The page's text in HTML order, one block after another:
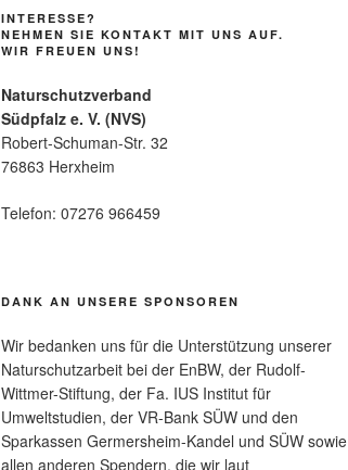
INTERESSE?
NEHMEN SIE KONTAKT MIT UNS AUF.
WIR FREUEN UNS!
Naturschutzverband
Südpfalz e. V. (NVS)
Robert-Schuman-Str. 32
76863 Herxheim
Telefon: 07276 966459
DANK AN UNSERE SPONSOREN
Wir bedanken uns für die Unterstützung unserer
Naturschutzarbeit bei der EnBW, der Rudolf-
Wittmer-Stiftung, der Fa. IUS Institut für
Umweltstudien, der VR-Bank SÜW und den
Sparkassen Germersheim-Kandel und SÜW sowie
allen anderen Spendern, die wir laut